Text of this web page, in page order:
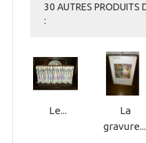
30 AUTRES PRODUITS
:
Le...
La
gravure...